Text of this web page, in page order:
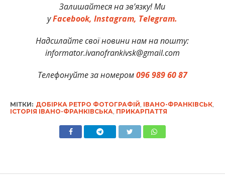
Залишайтеся на зв’язку! Ми
уFacebook, Instagram, Telegram.
Надсилайте свої новини нам на пошту:
informator.ivanofrankivsk@gmail.com
Телефонуйте за номером096 989 60 87
МІТКИ: ДОБІРКА РЕТРО ФОТОГРАФІЙ ІВАНО-ФРАНКІВСЬК,
ІСТОРІЯ ІВАНО-ФРАНКІВСЬКА ПРИКАРПАТТЯ